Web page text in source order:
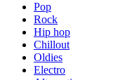
Pop
Rock
Hip hop
Chillout
Oldies
Electro